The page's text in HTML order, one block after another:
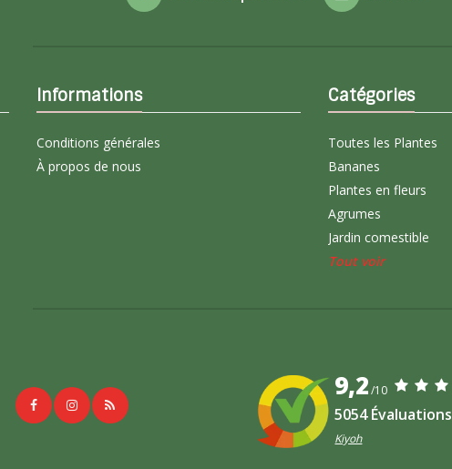
Informations
Conditions générales
À propos de nous
Catégories
Toutes les Plantes
Bananes
Plantes en fleurs
Agrumes
Jardin comestible
Tout voir
9,2 /10
5054 Évaluations
Kiyoh